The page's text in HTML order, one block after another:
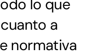
lo que
a
normativa